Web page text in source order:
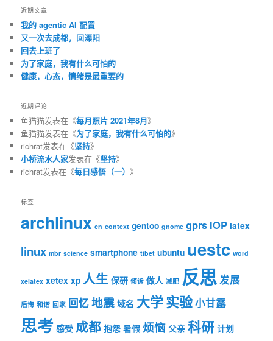
近期文章
我的 agentic AI 配置
又一次去成都，回溧阳
回去上班了
为了家庭，我有什么可怕的
健康，心态，情绪是最重要的
近期评论
鱼猫猫发表在《每月照片 2021年8月》
鱼猫猫发表在《为了家庭，我有什么可怕的》
richrat发表在《坚持》
小桥流水人家发表在《坚持》
richrat发表在《每日感悟（一）》
标签
archlinux cn context gentoo gnome gprs IOP latex
linux mbr science smartphone tibet ubuntu uestc word
xelatex xetex xp 人生 保研 倾诉 做人 减肥 反思发展
后悔 和谐 回家 回忆地震 域名 大学实验小甘露
思考 感受 成都 抱怨 暑假 烦恼 父亲 科研 计划